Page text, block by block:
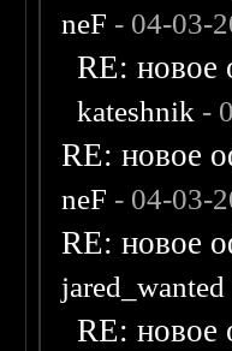
neF - 04-03-
RE: новое
kateshnik -
RE: новое
neF - 04-03-
RE: новое
jared_wanted
RE: новое